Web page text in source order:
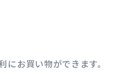
お買い物ができます。